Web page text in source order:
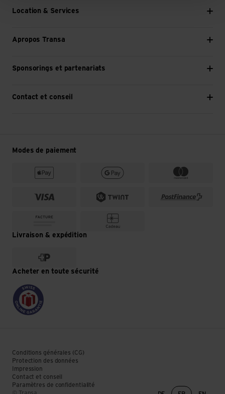
Location & Services
Apropos Transa
Sponsorings et partenariats
Contact et conseil
Modes de paiement
Livraison & expédition
Acheter en toute sécurité
Conditions générales (CG)
Protection des données
Impression
Contact et conseil
Paramètres de confidentialité
Changement de